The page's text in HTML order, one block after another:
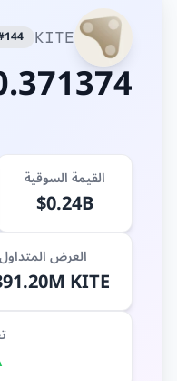
KITE
القيمة السوقية
$0.24B
العرض المتداول
KITE